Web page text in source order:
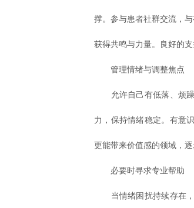
撑。参与患者社群交流，
获得共鸣与力量。良好的
管理情绪与调整焦点
允许自己有低落、烦躁
力，保持情绪稳定。有意
更能带来价值感的领域，
必要时寻求专业帮助
当情绪困扰持续存在，